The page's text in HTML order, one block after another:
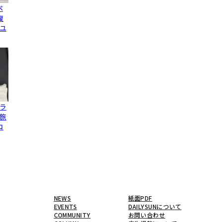
NEWS
EVENTS
COMMUNITY
紙面PDF
DAILYSUNについて
お問い合わせ